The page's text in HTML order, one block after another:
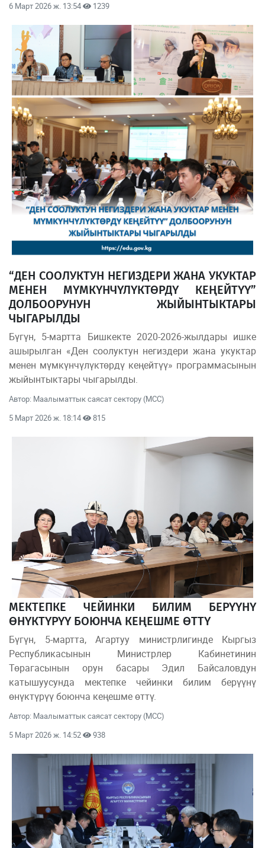
6 Март 2026 ж. 13:54
1239
“ДЕН СООЛУКТУН НЕГИЗДЕРИ ЖАНА УКУКТАР
МЕНЕН МҮМКҮНЧҮЛҮКТӨРДҮ КЕҢЕЙТҮҮ”
ДОЛБООРУНУН ЖЫЙЫНТЫКТАРЫ
ЧЫГАРЫЛДЫ
Бүгүн, 5-мартта Бишкекте 2020-2026-жылдары ишке
ашырылган «Ден соолуктун негиздери жана укуктар
менен мүмкүнчүлүктөрдү кеңейтүү» программасынын
жыйынтыктары чыгарылды.
Автор: Маалыматтык саясат сектору (МСС)
5 Март 2026 ж. 18:14
815
МЕКТЕПКЕ ЧЕЙИНКИ БИЛИМ БЕРҮҮНҮ
ӨНҮКТҮРҮҮ БОЮНЧА КЕҢЕШМЕ ӨТТҮ
Бүгүн, 5-мартта, Агартуу министрлигинде Кыргыз
Республикасынын Министрлер Кабинетинин
Төрагасынын орун басары Эдил Байсаловдун
катышуусунда мектепке чейинки билим берүүнү
өнүктүрүү боюнча кеңешме өттү.
Автор: Маалыматтык саясат сектору (МСС)
5 Март 2026 ж. 14:52
938